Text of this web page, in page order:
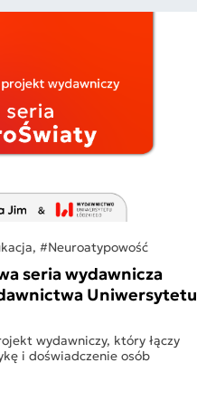
#Neuroatypowość
seria wydawnicza
Uniwersytetu
wydawniczy, który łączy
i doświadczenie osób